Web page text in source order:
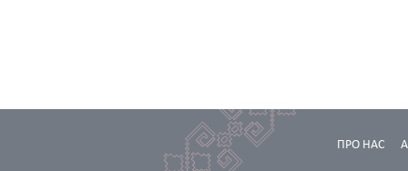
ПРО НАС